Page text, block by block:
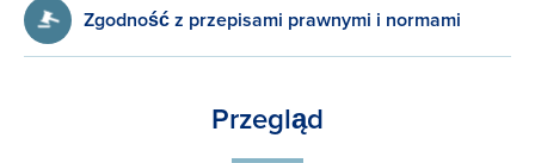
Zgodność z przepisami prawnymi i normami
Przegląd